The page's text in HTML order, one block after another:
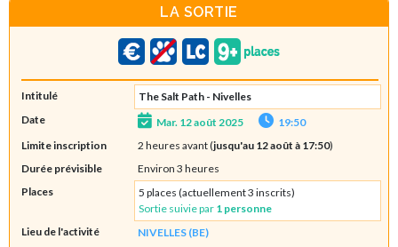
LA SORTIE
Intitulé
The Salt Path - Nivelles
Date
Mar. 12 août 2025
19:50
Limite inscription
2 heures avant (jusqu'au 12 août à 17:50)
Durée prévisible
Environ 3 heures
Places
5 places (actuellement 3 inscrits)
Sortie suivie par 1 personne
Lieu de l'activité
NIVELLES (BE)